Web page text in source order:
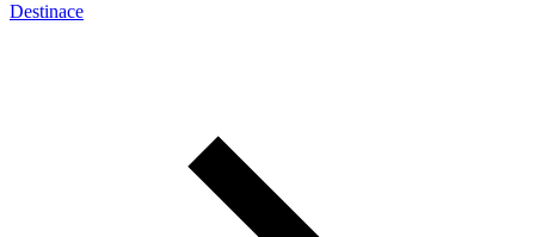
Destinace